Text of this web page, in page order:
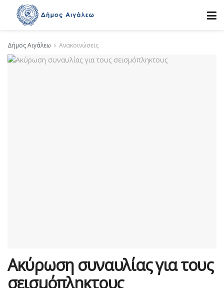
Δήμος Αιγάλεω Ανακοινώσεις
Ακύρωση συναυλίας για τους
σεισμόπληκτους